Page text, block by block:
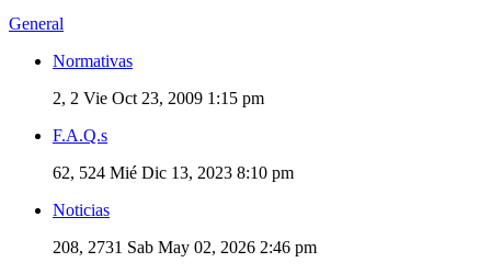
General
Normativas
2, 2 Vie Oct 23, 2009 1:15 pm
F.A.Q.s
62, 524 Mié Dic 13, 2023 8:10 pm
Noticias
208, 2731 Sab May 02, 2026 2:46 pm